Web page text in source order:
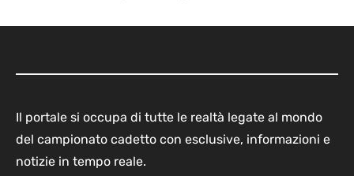
Il portale si occupa di tutte le realtà legate al mondo
del campionato cadetto con esclusive, informazioni e
notizie in tempo reale.